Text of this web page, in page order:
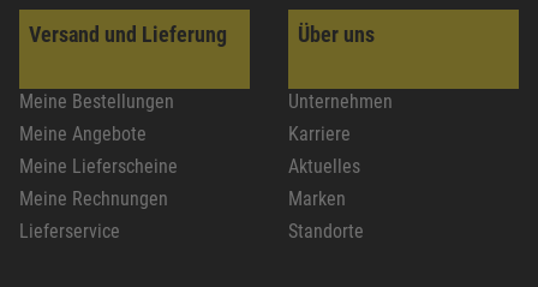
Versand und Lieferung
Meine Bestellungen
Meine Angebote
Meine Lieferscheine
Meine Rechnungen
Lieferservice
Über uns
Unternehmen
Karriere
Aktuelles
Marken
Standorte